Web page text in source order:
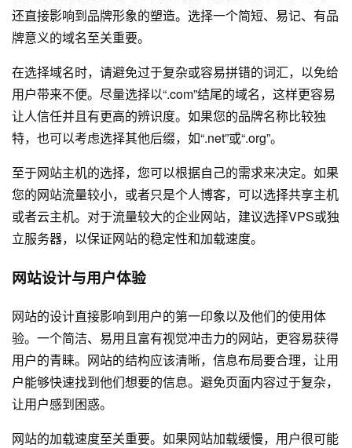
还直接影响到品牌形象的塑造。选择一个简短、易记、有品
牌意义的域名至关重要。
在选择域名时，请避免过于复杂或容易拼错的词汇，以免给
用户带来不便。尽量选择以“.com”结尾的域名，这样更容易
让人信任并且有更高的辨识度。如果您的品牌名称比较独
特，也可以考虑选择其他后缀，如“.net”或“.org”。
至于网站主机的选择，您可以根据自己的需求来决定。如果
您的网站流量较小，或者只是个人博客，可以选择共享主机
或者云主机。对于流量较大的企业网站，建议选择VPS或独
立服务器，以保证网站的稳定性和加载速度。
网站设计与用户体验
网站的设计直接影响到用户的第一印象以及他们的使用体
验。一个简洁、易用且富有视觉冲击力的网站，更容易获得
用户的青睐。网站的结构应该清晰，信息布局要合理，让用
户能够快速找到他们想要的信息。避免页面内容过于复杂，
让用户感到困惑。
网站的加载速度至关重要。如果网站加载缓慢，用户很可能